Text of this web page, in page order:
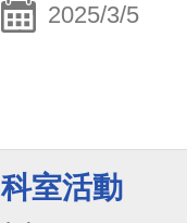
2025/3/5
科室活動